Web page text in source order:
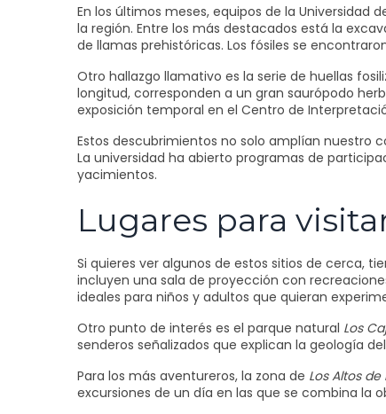
En los últimos meses, equipos de la Universidad
la región. Entre los más destacados está la
de llamas prehistóricas. Los fósiles se
Otro hallazgo llamativo es la serie de huellas
longitud, corresponden a un gran saurópodo
exposición temporal en el Centro de
Estos descubrimientos no solo amplían nuestro
La universidad ha abierto programas de
yacimientos.
Lugares para
Si quieres ver algunos de estos sitios de cerca,
incluyen una sala de proyección con
ideales para niños y adultos que quieran
Otro punto de interés es el parque natural Los
senderos señalizados que explican la geología
Para los más aventureros, la zona de Los Altos de
excursiones de un día en las que se combina la